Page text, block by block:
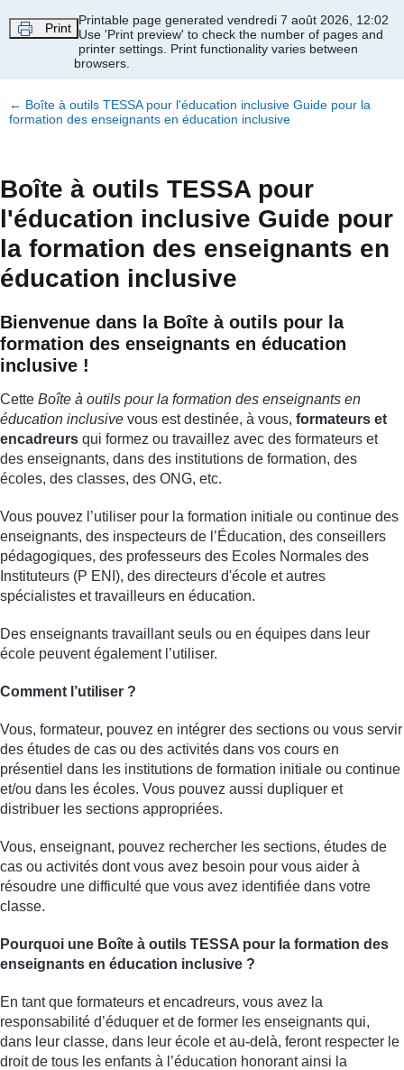
Print
Printable page generated vendredi 7 août 2026, 12:02
Use 'Print preview' to check the number of pages and
printer settings. Print functionality varies between
browsers.
← Boîte à outils TESSA pour l'éducation inclusive Guide pour la
formation des enseignants en éducation inclusive
Boîte à outils TESSA pour
l'éducation inclusive Guide pour
la formation des enseignants en
éducation inclusive
Bienvenue dans la Boîte à outils pour la
formation des enseignants en éducation
inclusive !
Cette Boîte à outils pour la formation des enseignants en
éducation inclusive vous est destinée, à vous, formateurs et
encadreurs qui formez ou travaillez avec des formateurs et
des enseignants, dans des institutions de formation, des
écoles, des classes, des ONG, etc.
Vous pouvez l’utiliser pour la formation initiale ou continue des
enseignants, des inspecteurs de l’Éducation, des conseillers
pédagogiques, des professeurs des Ecoles Normales des
Instituteurs (P ENI), des directeurs d'école et autres
spécialistes et travailleurs en éducation.
Des enseignants travaillant seuls ou en équipes dans leur
école peuvent également l’utiliser.
Comment l’utiliser ?
Vous, formateur, pouvez en intégrer des sections ou vous servir
des études de cas ou des activités dans vos cours en
présentiel dans les institutions de formation initiale ou continue
et/ou dans les écoles. Vous pouvez aussi dupliquer et
distribuer les sections appropriées.
Vous, enseignant, pouvez rechercher les sections, études de
cas ou activités dont vous avez besoin pour vous aider à
résoudre une difficulté que vous avez identifiée dans votre
classe.
Pourquoi une Boîte à outils TESSA pour la formation des
enseignants en éducation inclusive ?
En tant que formateurs et encadreurs, vous avez la
responsabilité d’éduquer et de former les enseignants qui,
dans leur classe, dans leur école et au-delà, feront respecter le
droit de tous les enfants à l’éducation honorant ainsi la